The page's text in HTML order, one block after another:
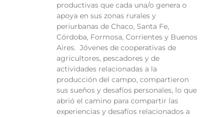
productivas que cada una/o genera o
apoya en sus zonas rurales y
periurbanas de Chaco, Santa Fe,
Córdoba, Formosa, Corrientes y Buenos
Aires. Jóvenes de cooperativas de
agricultores, pescadores y de
actividades relacionadas a la
producción del campo, compartieron
sus sueños y desafíos personales, lo que
abrió el camino para compartir las
experiencias y desafíos relacionados a